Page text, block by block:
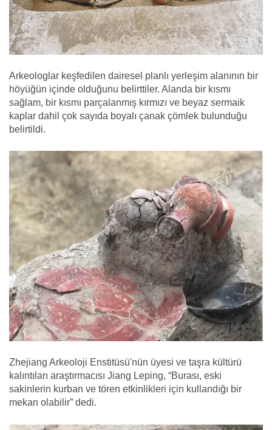
Arkeologlar keşfedilen dairesel planlı yerleşim alanının bir
höyüğün içinde olduğunu belirttiler. Alanda bir kısmı
sağlam, bir kısmı parçalanmış kırmızı ve beyaz sermaik
kaplar dahil çok sayıda boyalı çanak çömlek bulunduğu
belirtildi.
Zhejiang Arkeoloji Enstitüsü'nün üyesi ve taşra kültürü
kalıntıları araştırmacısı Jiang Leping, “Burası, eski
sakinlerin kurban ve tören etkinlikleri için kullandığı bir
mekan olabilir” dedi.